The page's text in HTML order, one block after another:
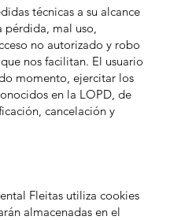
técnicas a su alcance
pérdida, mal uso,
no autorizado y robo
nos facilitan. El usuario
momento, ejercitar los
en la LOPD, de
cancelación y
Fleitas utiliza cookies
almacenadas en el